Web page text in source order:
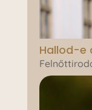
Hallod-e